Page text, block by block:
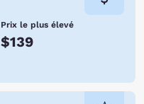
Prix le plus élevé
$139